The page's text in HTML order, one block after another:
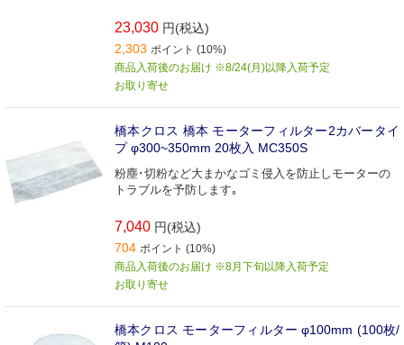
23,030 円(税込)
2,303 ポイント (10%)
商品入荷後のお届け ※8/24(月)以降入荷予定
お取り寄せ
橋本クロス 橋本 モーターフィルター2カバータイ
プ φ300~350mm 20枚入 MC350S
粉塵･切粉など大まかなゴミ侵入を防止しモーターの
トラブルを予防します｡
7,040 円(税込)
704 ポイント (10%)
商品入荷後のお届け ※8月下旬以降入荷予定
お取り寄せ
橋本クロス モーターフィルター φ100mm (100枚/